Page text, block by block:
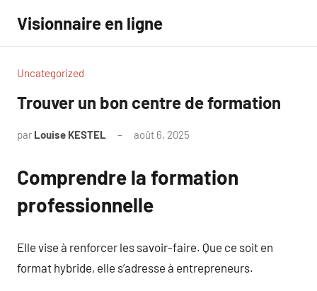
contenu
Visionnaire en ligne
Uncategorized
Trouver un bon centre de formation
par Louise KESTEL août 6, 2025
Comprendre la formation
professionnelle
Elle vise à renforcer les savoir-faire. Que ce soit en
format hybride, elle s’adresse à entrepreneurs.